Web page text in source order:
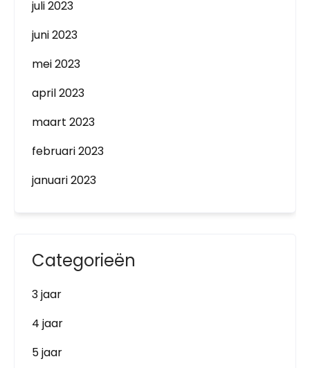
juli 2023
juni 2023
mei 2023
april 2023
maart 2023
februari 2023
januari 2023
Categorieën
3 jaar
4 jaar
5 jaar